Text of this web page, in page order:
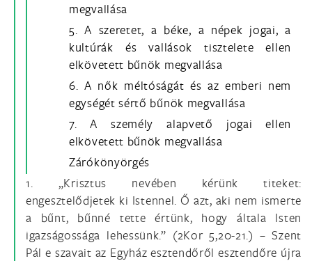
megvallása
5. A szeretet, a béke, a népek jogai, a
kultúrák és vallások tisztelete ellen
elkövetett bűnök megvallása
6. A nők méltóságát és az emberi nem
egységét sértő bűnök megvallása
7. A személy alapvető jogai ellen
elkövetett bűnök megvallása
Zárókönyörgés
1. „Krisztus nevében kérünk titeket:
engesztelődjetek ki Istennel. Ő azt, aki nem ismerte
a bűnt, bűnné tette értünk, hogy általa Isten
igazságossága lehessünk.” (2Kor 5,20-21.) – Szent
Pál e szavait az Egyház esztendőről esztendőre újra